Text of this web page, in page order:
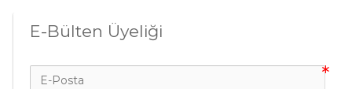
E-Bülten Üyeliği